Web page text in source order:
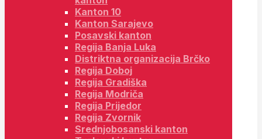
Kanton 10
Kanton Sarajevo
Posavski kanton
Regija Banja Luka
Distriktna organizacija Brčko
Regija Doboj
Regija Gradiška
Regija Modriča
Regija Prijedor
Regija Zvornik
Srednjobosanski kanton